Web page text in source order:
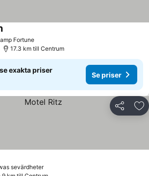
FortuneSe priser
Se priser
17.3 km till Centrum
exakta priser
Se priser
Dela
sevärdheterSe priser